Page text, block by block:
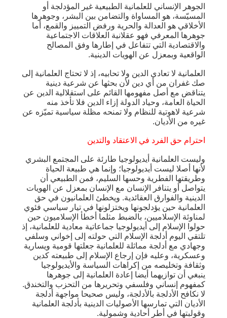
الجوهر الإنساني للعلمانية الطبيعية غير المؤدلجة أو
المسيّسة، هو المساواة والتضامن بين البشر، وجوهرها
الأخلاقي هو العدالة والحرية ورفض التمييز والقمع، أما
جوهرها المعرفي فهو عقلانية العلاقات الاجتماعية
والاقتصادية التي تتفاعل في إطارها وفق المصالح
الواقعية وبمعزل عن الهويات الدينية.
العلمانية لا تعادي الدين ولا تحابيه، إذ لا تحتاج العلمانية إلى
صك غفران من أي دين لأن بحثها عن شرعية دينية
يتناقض مع أصل مفهومها القائم على استقلالية الدين عن
الحياة العامة، وحياد الدولة إزاء الدين فلا تأخذ منه
شرعية لاهوتية للنظام ولا تمنحه مظلة سياسية تميّزه عن
غيره من الأديان.
احترام حق الفرد في الاعتقاد والتدين
وليست العلمانية أيديولوجيا طارئة على المجتمع البشري
لأنها أصلا ليست أيديولوجيا؛ وإنما هي طبيعة الحياة
وطريقتها الفطرية وحسها السليم، فمن الطبيعي أن
يتواصل أو يتنافر الإنسان مع الإنسان بمعزل عن الهويات
الدينية والفوارق العقائدية. ويخطئ العلمانيون في حق
العلمانية حين يؤدلجونها ويختزلونها في تيار سياسي فئوي
لمناوئة الإسلاميين، بالضبط مثلما أخطأ الإسلاميون حين
حولوا الإسلام إلى أيديولوجيا جماعاتية معادية للعلمانية، إذ
تلتقي اليوم أدلجة الإسلام التي حولته إلى إخواني وسلفي
وجهادي مع أدلجة مماثلة للعلمانية جعلتها قومية ويسارية
وعسكرية، وعليه فإن إرجاع الإسلام إلى طبيعته كدين
وثقافة وتخليصه من إكراهات السياسة والأيديولوجيا
ينبغي أن توازيهما أيضا إعادة العلمانية إلى جوهرها
كمفهوم إنساني وفلسفي وتحريرها من التحزب والتخندق.
لا نكافح الأدلجة بالأدلجة، وليس صحيحا مواجهة أدلجة
الأديان التي تمارسها الأصوليات الدينية بأدلجة العلمانية
وقولبتها في أطر أحادية وشمولية.